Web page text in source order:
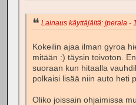
Lainaus käyttäjältä: jperala -
Kokeilin ajaa ilman gyroa
mitään :) täysin toivoton.
suoraan kun hitaalla
polkaisi lisää niin auto heti
Oliko joissain ohjaimissa